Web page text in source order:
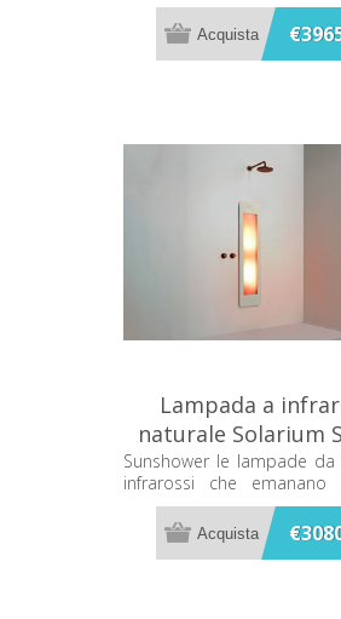
terapeutico mentre ti fai la
Lampada a
naturale Solarium
Sunshower One M
M0106
Sunshower le lampade da
infrarossi che emanano
terapeutico mentre ti fai la